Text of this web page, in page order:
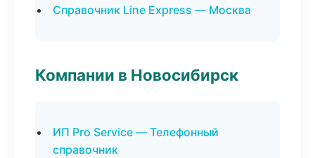
Справочник Line Express — Москва
Компании в Новосибирск
ИП Pro Service — Телефонный
справочник